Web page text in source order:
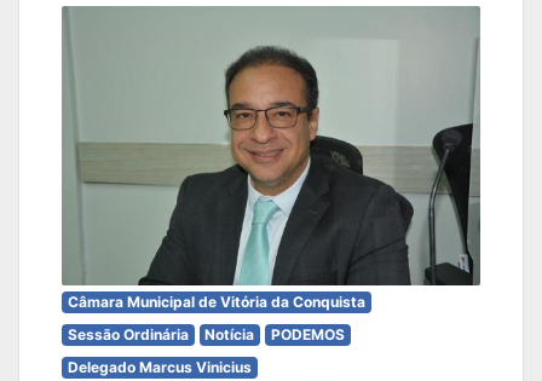
Câmara Municipal de Vitória da Conquista
Sessão Ordinária
Notícia
PODEMOS
Delegado Marcus Vinicius